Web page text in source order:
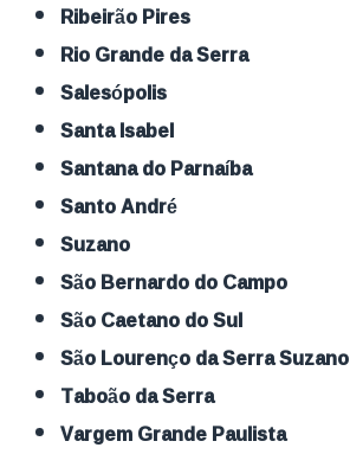
Ribeirão Pires
Rio Grande da Serra
Salesópolis
Santa Isabel
Santana do Parnaíba
Santo André
Suzano
São Bernardo do Campo
São Caetano do Sul
São Lourenço da Serra Suzano
Taboão da Serra
Vargem Grande Paulista